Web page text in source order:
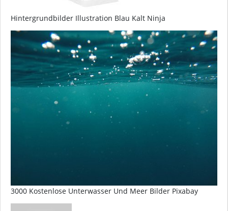
Hintergrundbilder Illustration Blau Kalt Ninja
3000 Kostenlose Unterwasser Und Meer Bilder Pixabay